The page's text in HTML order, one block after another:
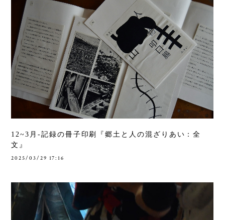
12~3月-記録の冊子印刷『郷土と人の混ざりあい：全
文』
2025/03/29 17:16